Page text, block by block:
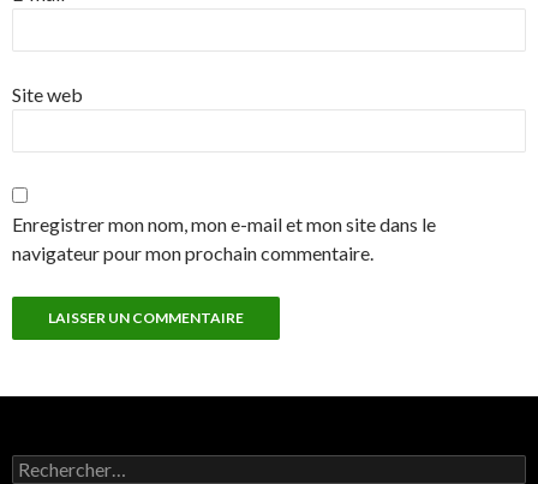
Site web
Enregistrer mon nom, mon e-mail et mon site dans le
navigateur pour mon prochain commentaire.
Rechercher :